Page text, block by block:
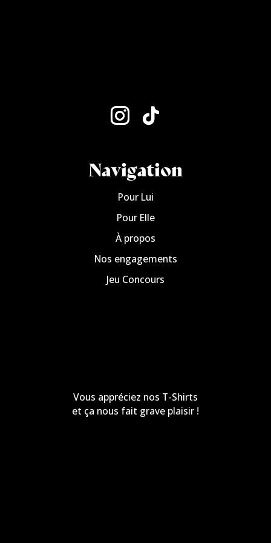
Navigation
Pour Lui
Pour Elle
À propos
Nos engagements
Jeu Concours
Vous appréciez nos T-Shirts
et ça nous fait grave plaisir !